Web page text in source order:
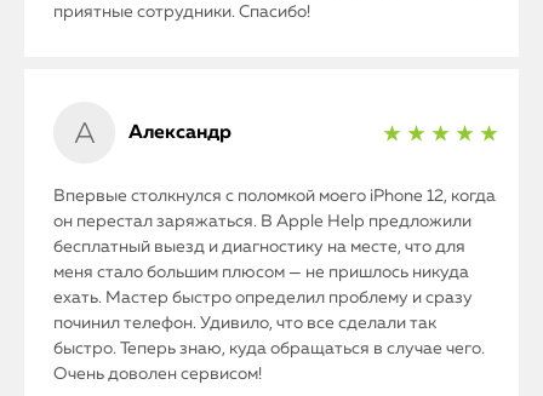
MacBook
Watch
iPad
приятные сотрудники. Спасибо!
Александр ★ ★ ★ ★ ★
Впервые столкнулся с поломкой моего iPhone 12, когда
он перестал заряжаться. В Apple Help предложили
бесплатный выезд и диагностику на месте, что для
меня стало большим плюсом — не пришлось никуда
ехать. Мастер быстро определил проблему и сразу
починил телефон. Удивило, что все сделали так
быстро. Теперь знаю, куда обращаться в случае чего.
Очень доволен сервисом!